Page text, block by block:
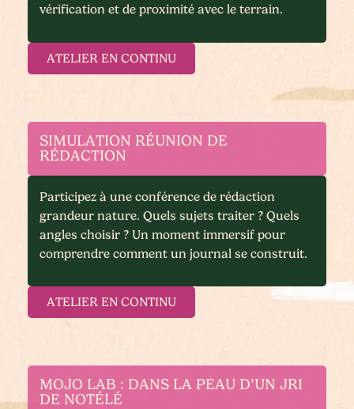
vérification et de proximité avec le terrain.
ATELIER EN CONTINU
SIMULATION RÉUNION DE
RÉDACTION
Participez à une conférence de rédaction
grandeur nature. Quels sujets traiter ? Quels
angles choisir ? Un moment immersif pour
comprendre comment un journal se construit.
ATELIER EN CONTINU
MOJO LAB : DANS LA PEAU D’UN JRI
DE NOTÉLÉ